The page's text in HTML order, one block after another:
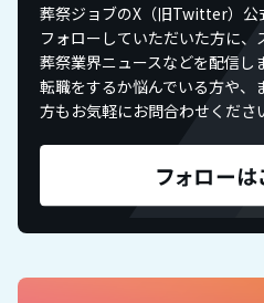
葬祭ジョブのX（旧Twitter）公
フォローしていただいた方に、
葬祭業界ニュースなどを配信し
転職をするか悩んでいる方や、
方もお気軽にお問合わせくださ